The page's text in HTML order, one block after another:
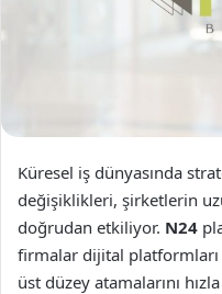
Küresel iş dünyasında
değişiklikleri, şirketlerin
doğrudan etkiliyor. N24
firmalar dijital platformları
üst düzey atamalarını